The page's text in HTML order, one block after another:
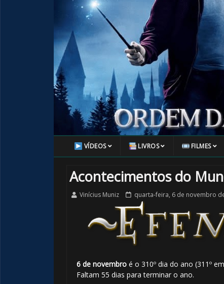
VÍDEOS LIVROS FILMES
Acontecimentos do
Vinícius Muniz quarta-feira, 6 de novembro
6 de novembroé o 310º dia do ano (311º
Faltam 55 dias para terminar o ano.